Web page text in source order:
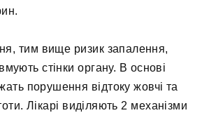
тим вище ризик запалення,
стінки органу. В основі
порушення відтоку жовчі та
Лікарі виділяють 2 механізми